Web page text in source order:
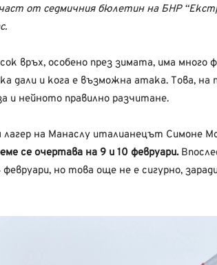
от седмичния бюлетин на БНР
връх, особено през зимата, има много
дали и кога е възможна атака. Това, на
и нейното правилно разчитане.
на Манаслу италианецът Симоне
се очертава на 9 и 10 февруари.
но това още не е сигурно,